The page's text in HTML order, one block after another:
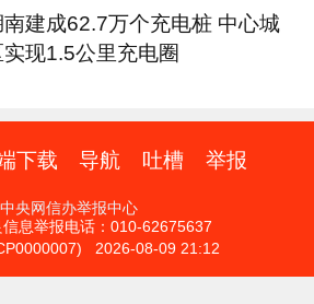
南建成62.7万个充电桩 中心城
实现1.5公里充电圈
下载 导航 吐槽 举报
中央网信办举报中心
息举报电话：010-62675637
2026-08-09 21:12